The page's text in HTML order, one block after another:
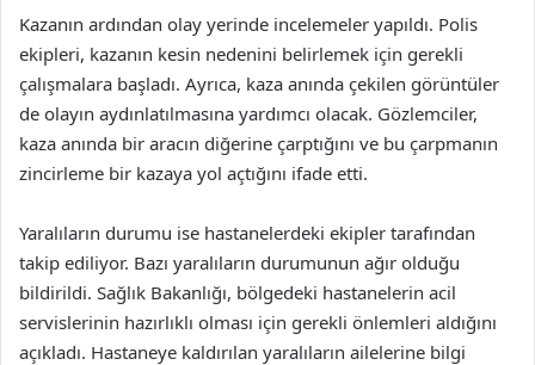
Kazanın ardından olay yerinde incelemeler yapıldı. Polis
ekipleri, kazanın kesin nedenini belirlemek için gerekli
çalışmalara başladı. Ayrıca, kaza anında çekilen görüntüler
de olayın aydınlatılmasına yardımcı olacak. Gözlemciler,
kaza anında bir aracın diğerine çarptığını ve bu çarpmanın
zincirleme bir kazaya yol açtığını ifade etti.
Yaralıların durumu ise hastanelerdeki ekipler tarafından
takip ediliyor. Bazı yaralıların durumunun ağır olduğu
bildirildi. Sağlık Bakanlığı, bölgedeki hastanelerin acil
servislerinin hazırlıklı olması için gerekli önlemleri aldığını
açıkladı. Hastaneye kaldırılan yaralıların ailelerine bilgi